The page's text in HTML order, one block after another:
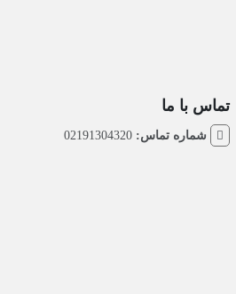
تماس با ما
شماره تماس: 02191304320